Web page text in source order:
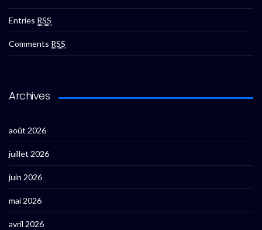
Entries RSS
Comments RSS
Archives
août 2026
juillet 2026
juin 2026
mai 2026
avril 2026